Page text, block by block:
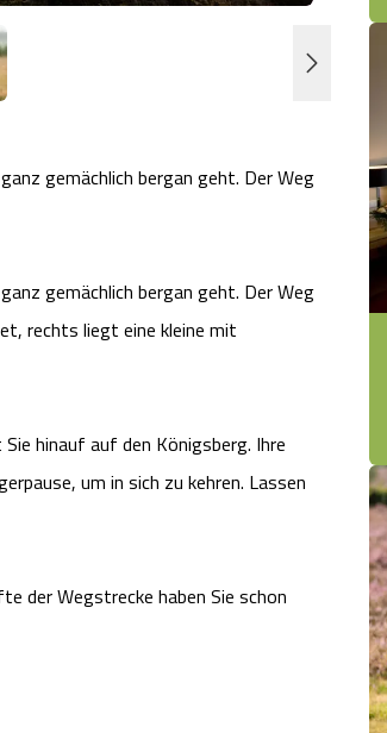
gemächlich bergan geht. Der Weg
gemächlich bergan geht. Der Weg
rechts liegt eine kleine mit
hinauf auf den Königsberg. Ihre
um in sich zu kehren. Lassen
der Wegstrecke haben Sie schon